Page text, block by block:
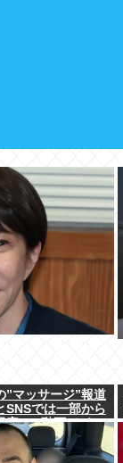
”マッサージ”報道
SNSでは一部から
”PV動画”から